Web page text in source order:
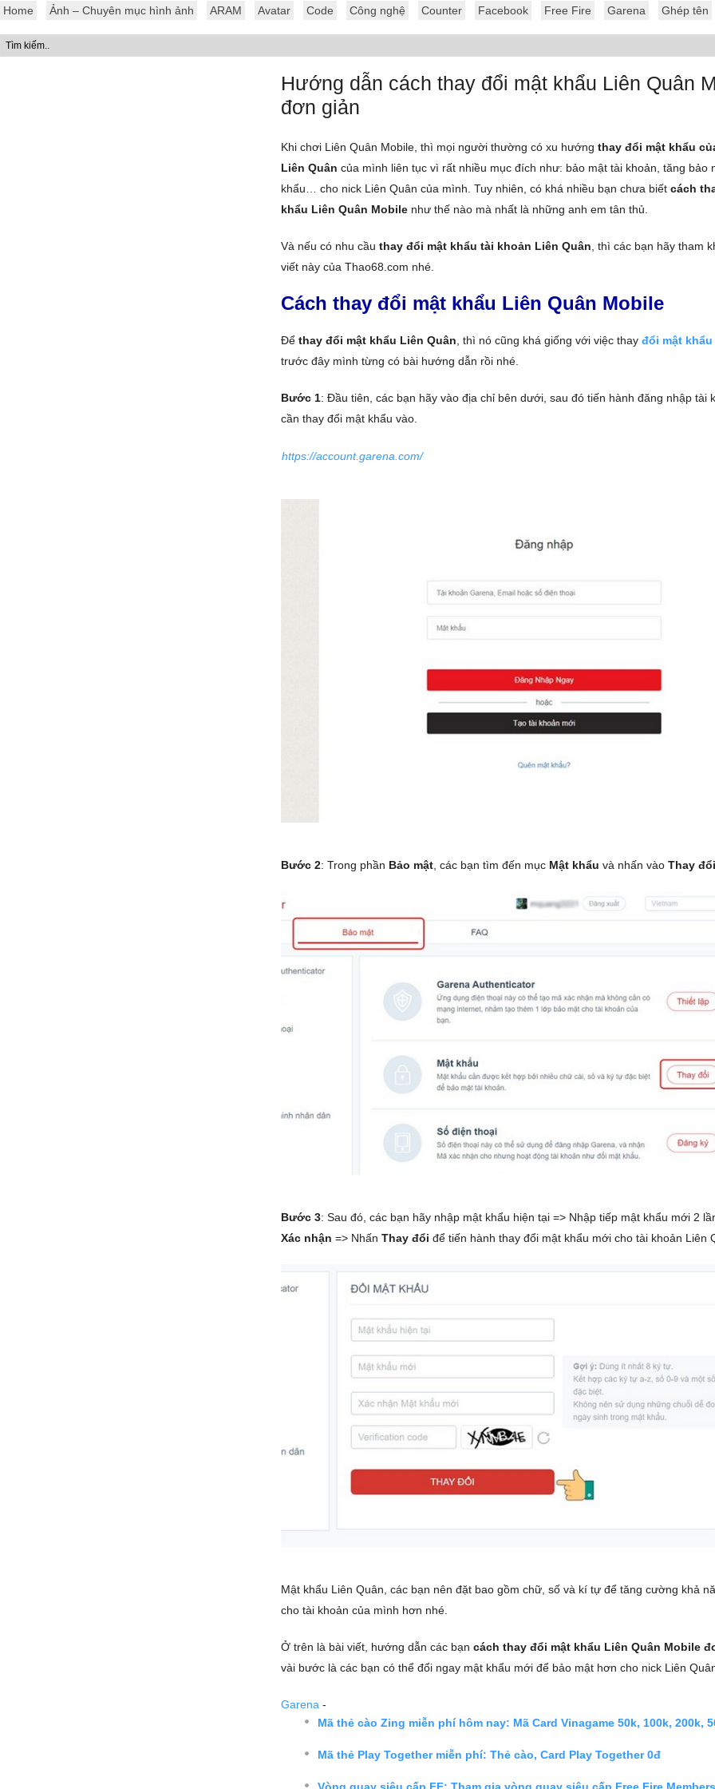
Home Ảnh – Chuyên mục hình ảnh ARAM Avatar Code Công nghệ Counter Facebook Free Fire Garena Ghép tên
Hướng dẫn cách thay đổi mật khẩu Liên Quân
đơn giản
Khi chơi Liên Quân Mobile, thì mọi người thường có xu hướng thay đổi mật khẩu
Liên Quân của mình liên tục vì rất nhiều mục đích như: bảo mật tài khoản, tăng bảo
khẩu… cho nick Liên Quân của mình. Tuy nhiên, có khá nhiều bạn chưa biết cách
khẩu Liên Quân Mobile như thế nào mà nhất là những anh em tân thủ.
Và nếu có nhu cầu thay đổi mật khẩu tài khoản Liên Quân , thì các bạn hãy tham
viết này của Thao68.com nhé.
Cách thay đổi mật khẩu Liên Quân Mobile
Để thay đổi mật khẩu Liên Quân , thì nó cũng khá giống với việc thay đổi mật khẩu
trước đây mình từng có bài hướng dẫn rồi nhé.
Bước 1: Đầu tiên, các bạn hãy vào địa chỉ bên dưới, sau đó tiến hành đăng nhập tài
cần thay đổi mật khẩu vào.
https://account.garena.com/
Bước 2: Trong phần Bảo mật , các bạn tìm đến mục Mật khẩu và nhấn vào Thay đổi
Bước 3: Sau đó, các bạn hãy nhập mật khẩu hiện tại => Nhập tiếp mật khẩu mới 2
Xác nhận => Nhấn Thay đổi để tiến hành thay đổi mật khẩu mới cho tài khoản Liên
Mật khẩu Liên Quân, các bạn nên đặt bao gồm chữ, số và kí tự để tăng cường khả
cho tài khoản của mình hơn nhé.
Ở trên là bài viết, hướng dẫn các bạn cách thay đổi mật khẩu Liên Quân Mobile
vài bước là các bạn có thể đổi ngay mật khẩu mới để bảo mật hơn cho nick Liên
Garena -
Mã thẻ cào Zing miễn phí hôm nay: Mã Card Vinagame 50k, 100k, 200k,
Mã thẻ Play Together miễn phí: Thẻ cào, Card Play Together 0đ
Vòng quay siêu cấp FF: Tham gia vòng quay siêu cấp Free Fire